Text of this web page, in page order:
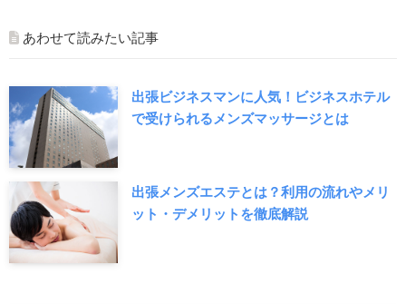
あわせて読みたい記事
出張ビジネスマンに人気！ビジネスホテル
で受けられるメンズマッサージとは
出張メンズエステとは？利用の流れやメリ
ット・デメリットを徹底解説